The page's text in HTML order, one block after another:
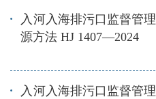
入河入海排污口监督管
源方法 HJ 1407—2024
入河入海排污口监督管